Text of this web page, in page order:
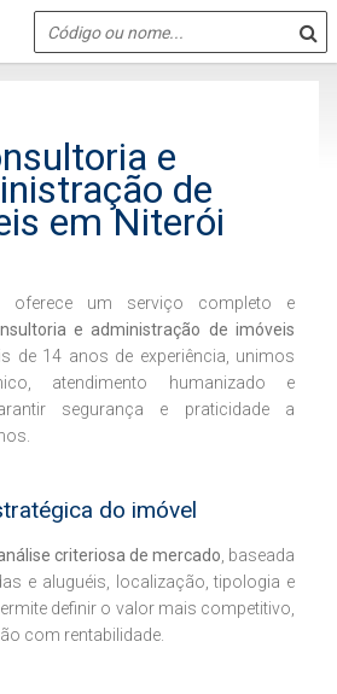
e
de
em Niterói
oferece um serviço completo e
e administração de imóveis
de 14 anos de experiência, unimos
atendimento humanizado e
segurança e praticidade a
do imóvel
criteriosa de mercado , baseada
e aluguéis, localização, tipologia e
definir o valor mais competitivo,
com rentabilidade.